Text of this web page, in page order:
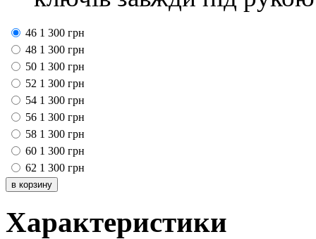
46 1 300 грн
48 1 300 грн
50 1 300 грн
52 1 300 грн
54 1 300 грн
56 1 300 грн
58 1 300 грн
60 1 300 грн
62 1 300 грн
Характеристики